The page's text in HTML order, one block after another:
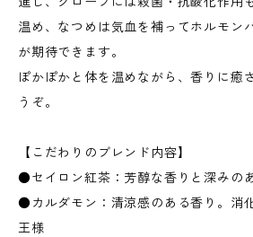
温め、なつめは気血を補ってホルモン
が期待できます。
ぽかぽかと体を温めながら、香りに癒
うぞ。
【こだわりのブレンド内容】
●セイロン紅茶：芳醇な香りと深みの
●カルダモン：清涼感のある香り。消
王様